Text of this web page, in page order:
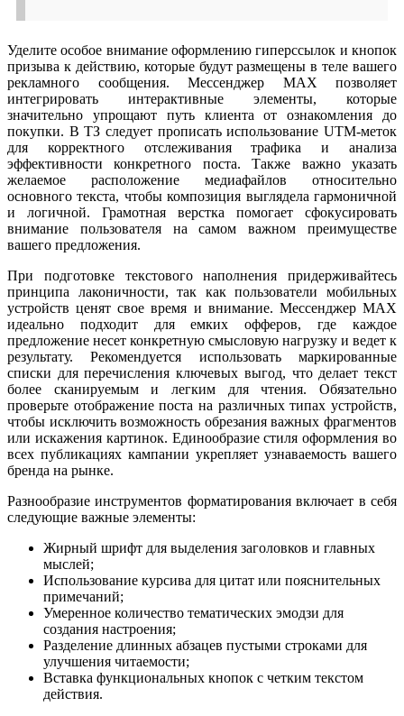
Уделите особое внимание оформлению гиперссылок и кнопок
призыва к действию, которые будут размещены в теле вашего
рекламного сообщения. Мессенджер MAX позволяет
интегрировать интерактивные элементы, которые
значительно упрощают путь клиента от ознакомления до
покупки. В ТЗ следует прописать использование UTM-меток
для корректного отслеживания трафика и анализа
эффективности конкретного поста. Также важно указать
желаемое расположение медиафайлов относительно
основного текста, чтобы композиция выглядела гармоничной
и логичной. Грамотная верстка помогает сфокусировать
внимание пользователя на самом важном преимуществе
вашего предложения.
При подготовке текстового наполнения придерживайтесь
принципа лаконичности, так как пользователи мобильных
устройств ценят свое время и внимание. Мессенджер MAX
идеально подходит для емких офферов, где каждое
предложение несет конкретную смысловую нагрузку и ведет к
результату. Рекомендуется использовать маркированные
списки для перечисления ключевых выгод, что делает текст
более сканируемым и легким для чтения. Обязательно
проверьте отображение поста на различных типах устройств,
чтобы исключить возможность обрезания важных фрагментов
или искажения картинок. Единообразие стиля оформления во
всех публикациях кампании укрепляет узнаваемость вашего
бренда на рынке.
Разнообразие инструментов форматирования включает в себя
следующие важные элементы:
Жирный шрифт для выделения заголовков и главных
мыслей;
Использование курсива для цитат или пояснительных
примечаний;
Умеренное количество тематических эмодзи для
создания настроения;
Разделение длинных абзацев пустыми строками для
улучшения читаемости;
Вставка функциональных кнопок с четким текстом
действия.